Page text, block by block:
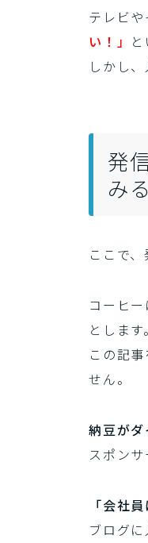
テレビ
い！」
しかし
発
みる
ここで
コーヒ
とします。
この記
せん。
納豆がダ
スポン
「会社
ブログ